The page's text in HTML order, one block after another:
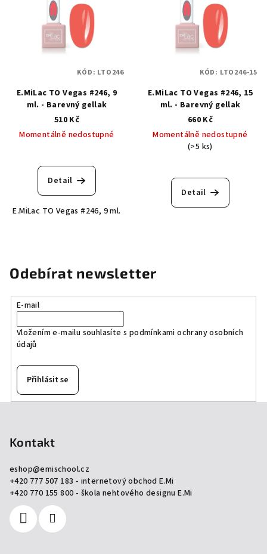
E.MiLac TO Vegas #246, 9
ml. - Barevný gellak
510 Kč
Momentálně nedostupné
Detail
E.MiLac TO Vegas #246, 9 ml.
KÓD: LTO246
E.MiLac TO Vegas #246, 15
ml. - Barevný gellak
660 Kč
Momentálně nedostupné
(>5 ks)
Detail
KÓD: LTO246-15
Odebírat newsletter
E-mail
Vložením e-mailu souhlasíte s podmínkami ochrany osobních
údajů
Přihlásit se
Kontakt
eshop@emischool.cz
+420 777 507 183 - internetový obchod E.Mi
+420 770 155 800 - škola nehtového designu E.Mi